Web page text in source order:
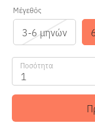
Μέγεθός
3-6 μηνών
Ποσότητα
1